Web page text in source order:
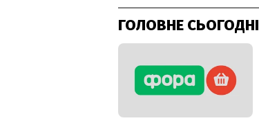
ГОЛОВНЕ СЬОГОДНІ